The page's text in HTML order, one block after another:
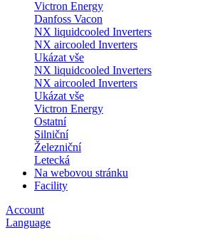
Victron Energy
Danfoss Vacon
NX liquidcooled Inverters
NX aircooled Inverters
Ukázat vše
NX liquidcooled Inverters
NX aircooled Inverters
Ukázat vše
Victron Energy
Ostatní
Silniční
Železniční
Letecká
Na webovou stránku
Facility
Account
Language